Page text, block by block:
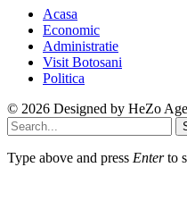
Acasa
Economic
Administratie
Visit Botosani
Politica
© 2026 Designed by HeZo
Type above and press Enterto